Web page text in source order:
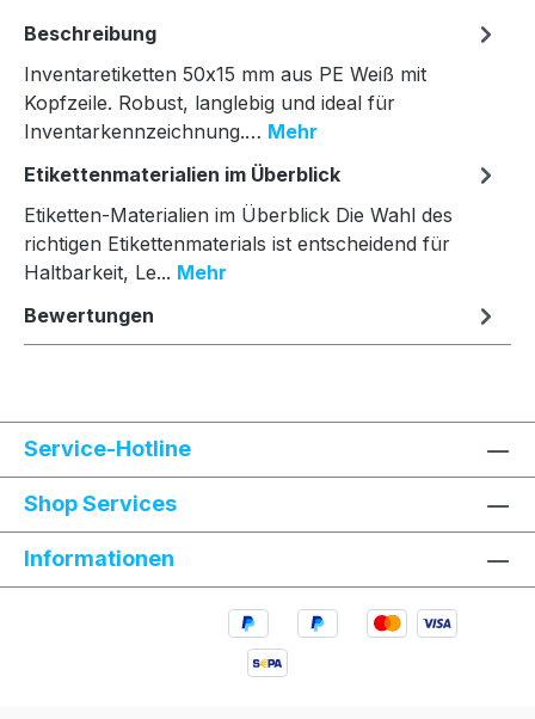
Beschreibung
Inventaretiketten 50x15 mm aus PE Weiß mit
Kopfzeile. Robust, langlebig und ideal für
Inventarkennzeichnung.… Mehr
Etikettenmaterialien im Überblick
Etiketten-Materialien im Überblick Die Wahl des
richtigen Etikettenmaterials ist entscheidend für
Haltbarkeit, Le... Mehr
Bewertungen
Service-Hotline
Shop Services
Informationen